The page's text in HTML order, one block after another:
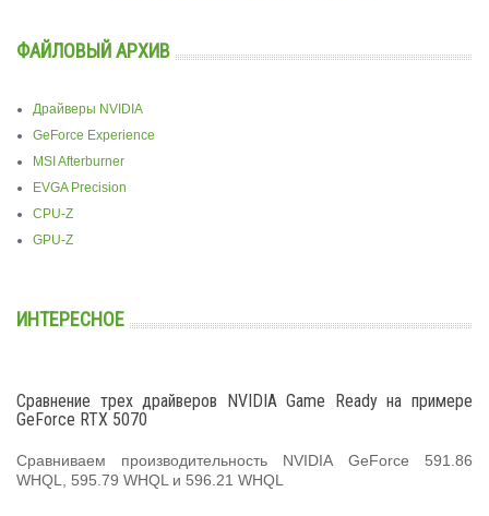
ФАЙЛОВЫЙ АРХИВ
Драйверы NVIDIA
GeForce Experience
MSI Afterburner
EVGA Precision
CPU-Z
GPU-Z
ИНТЕРЕСНОЕ
Сравнение трех драйверов NVIDIA Game Ready на примере
GeForce RTX 5070
Сравниваем производительность NVIDIA GeForce 591.86
WHQL, 595.79 WHQL и 596.21 WHQL